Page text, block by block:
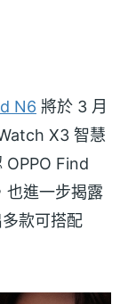
N6 將於 3 月
X3 智慧
OPPO Find
也進一步揭露
款可搭配